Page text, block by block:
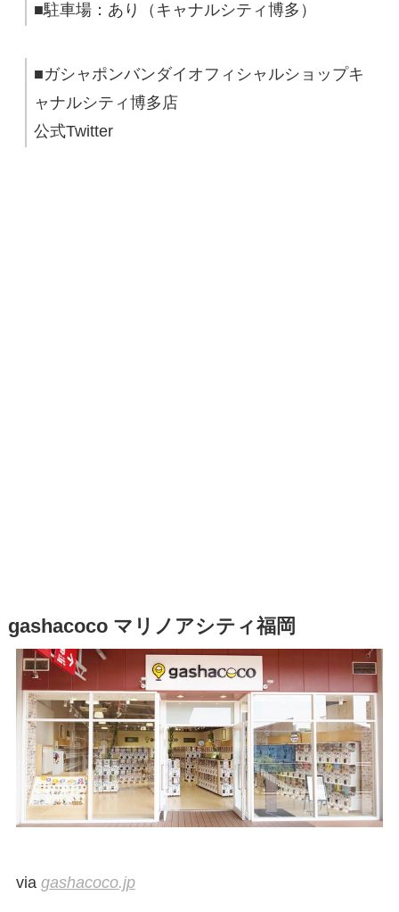
■駐車場：あり（キャナルシティ博多）
■ガシャポンバンダイオフィシャルショップキ
ャナルシティ博多店
公式Twitter
gashacoco マリノアシティ福岡
via gashacoco.jp